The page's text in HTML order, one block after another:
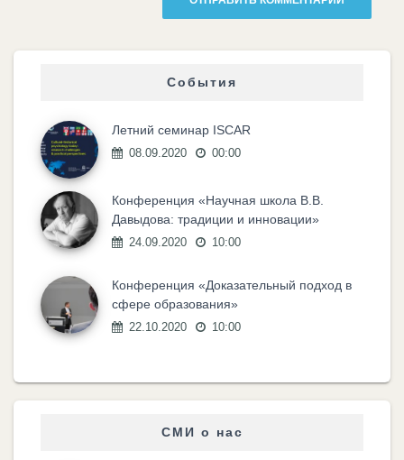
События
Летний семинар ISCAR
08.09.2020 00:00
Конференция «Научная школа В.В.
Давыдова: традиции и инновации»
24.09.2020 10:00
Конференция «Доказательный подход в
сфере образования»
22.10.2020 10:00
СМИ о нас